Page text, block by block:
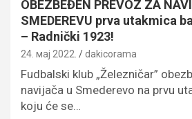
OBEZBEĐEN PREVOZ ZA
SMEDEREVU prva utakmica
– Radnički 1923!
24. мај 2022. dakicorama
Fudbalski klub „Železničar”
navijača u Smederevo na prvu
koju će se…